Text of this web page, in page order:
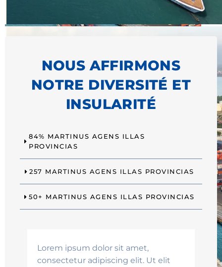
NOUS AFFIRMONS
NOTRE DIVERSITÉ ET
INSULARITÉ
84% MARTINUS AGENS ILLAS
PROVINCIAS
257 MARTINUS AGENS ILLAS PROVINCIAS
50+ MARTINUS AGENS ILLAS PROVINCIAS
Lorem ipsum dolor sit amet,
consectetur adipiscing elit. Ut elit